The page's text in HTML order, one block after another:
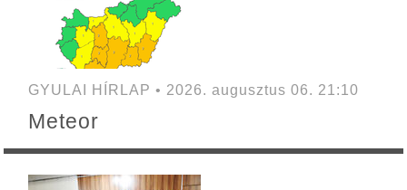
GYULAI HÍRLAP • 2026. augusztus 06. 21:10
Meteor